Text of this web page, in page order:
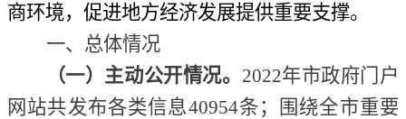
商环境，促进地方经济发展提供重要支撑。
一、总体情况
（一）主动公开情况。 2022年市政府门户
网站共发布各类信息40954条；围绕全市重要